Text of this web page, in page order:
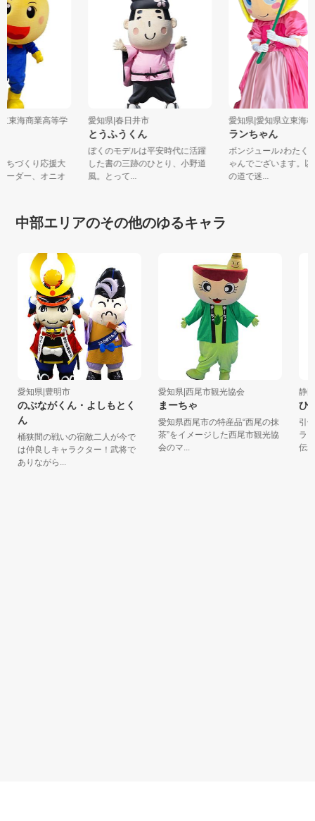
立東海商業高等学
まちづくり応援大
リーダー、オニオ
愛知県|春日井市
とうふうくん
ぼくのモデルは平安時代に活躍
した書の三跡のひとり、小野道
風。とって...
愛知県|愛知県立東
ランちゃん
ボンジュール♪わた
ゃんでございます。
の道で迷...
中部エリアのその他のゆるキャラ
愛知県|豊明市
のぶながくん・よしもとく
ん
桶狭間の戦いの宿敵二人が今で
は仲良しキャラクター！武将で
ありながら...
愛知県|西尾市観光協会
まーちゃ
愛知県西尾市の特産品“西尾の抹
茶”をイメージした西尾市観光協
会のマ...
静岡
ひら
引佐
ラ
伝わ